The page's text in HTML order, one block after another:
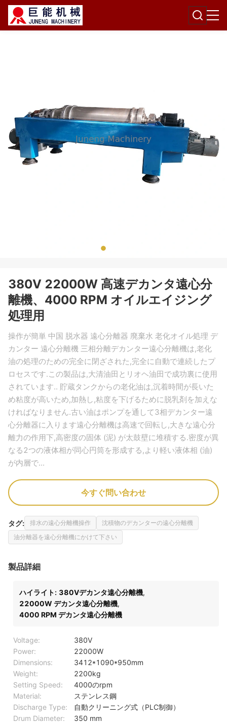
380V 22000W 高速デカンタ遠心分
離機、4000 RPM オイルエイジング
処理用
操作が簡単 中国 脱水器 遠心分離器 廃棄水 老化オイル処理 デ
カンター 遠心分離機 三相分離デカンター遠心分離機は,老化
油の処理のための完全に閉ざされた,完全に自動で連続したプ
ロセスです.この製品は,大清油田とリオヘ油田で成功裏に使用
されています.. 貯蔵タンクからの老化油は,沉着時間が長いた
め粘度が高いため,加熱し,粘度を下げるために脱乳剤を加えな
ければなりません.古い油はポンプを通して3相デカンター遠
心分離器に入ります遠心分離機は高速で回転し,大きな遠心分
離力の作用下,高密度の固体 (泥) が太鼓壁に堆積する.密度が異
なる2つの液体相が同心円筒を形成する,より軽い液体相 (油)
が内層で...
今すぐ問い合わせ
タグ: 排水の遠心分離機操作
沈積物のデカンターの遠心分離機
油分離器を遠心分離機にかけて下さい
製品詳細
ハイライト: 380Vデカンタ遠心分離機,
22000W デカンタ遠心分離機,
4000 RPM デカンタ遠心分離機
Voltage:
380V
Power:
22000W
Dimensions:
3412*1090*950mm
Weight:
2200kg
Setting Speed:
4000のrpm
Material:
ステンレス鋼
Discharge Type:
自動クリーニング式（PLC制御）
Drum Diameter:
350 mm